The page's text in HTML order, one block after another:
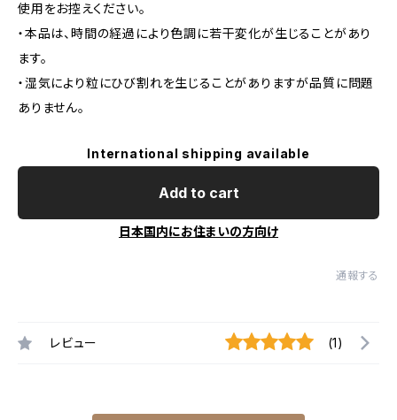
使用をお控えください。
・本品は、時間の経過により色調に若干変化が生じることがあり
ます。
・湿気により粒にひび割れを生じることがありますが品質に問題
ありません。
International shipping available
Add to cart
日本国内にお住まいの方向け
通報する
レビュー (1)